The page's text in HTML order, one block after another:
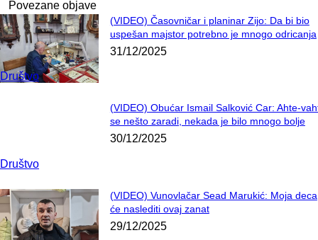
Povezane objave
Društvo
(VIDEO) Časovničar i planinar Zijo: Da bi bio
uspešan majstor potrebno je mnogo odricanja
31/12/2025
Društvo
(VIDEO) Obućar Ismail Salković Car: Ahte-
se nešto zaradi, nekada je bilo mnogo bolje
30/12/2025
(VIDEO) Vunovlačar Sead Marukić: Moja deca
će naslediti ovaj zanat
29/12/2025